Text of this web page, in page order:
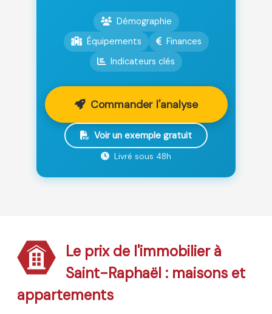
Démographie
Équipements
Finances
Indicateurs clés
Commander l'analyse
Voir un exemple gratuit
Livré sous 48h
Le prix de l'immobilier à
Saint-Raphaël : maisons et
appartements